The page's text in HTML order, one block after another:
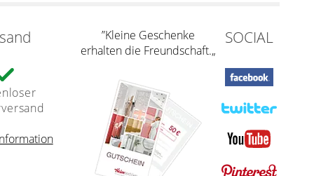
”Kleine Geschenke
erhalten die Freundschaft.„
SOCIAL